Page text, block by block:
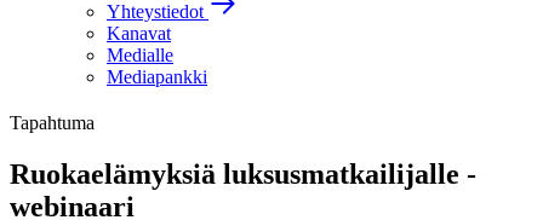
Yhteystiedot
Kanavat
Medialle
Mediapankki
Tapahtuma
Ruokaelämyksiä luksusmatkailijalle -
webinaari